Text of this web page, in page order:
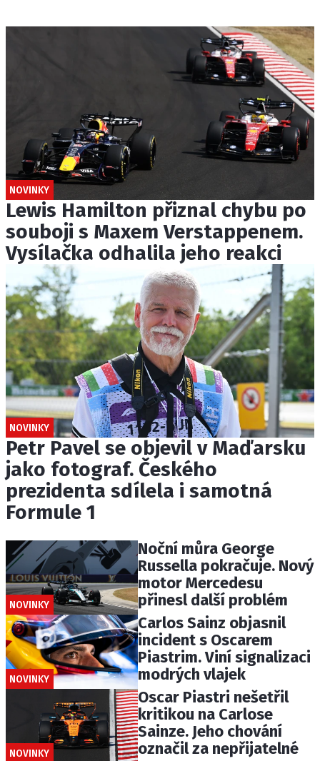
NOVINKY
Lewis Hamilton přiznal chybu po
souboji s Maxem Verstappenem.
Vysílačka odhalila jeho reakci
NOVINKY
Petr Pavel se objevil v Maďarsku
jako fotograf. Českého
prezidenta sdílela i samotná
Formule 1
NOVINKY
Noční můra George
Russella pokračuje. Nový
motor Mercedesu
přinesl další problém
NOVINKY
Carlos Sainz objasnil
incident s Oscarem
Piastrim. Viní signalizaci
modrých vlajek
NOVINKY
Oscar Piastri nešetřil
kritikou na Carlose
Sainze. Jeho chování
označil za nepřijatelné